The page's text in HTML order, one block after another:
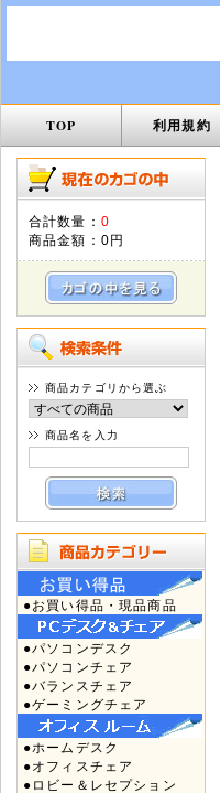
TOP 利用規約
合計数量： 0
商品金額： 0円
商品カテゴリから選ぶ
商品名を入力
●お買い得品・現品商品
●パソコンデスク
●パソコンチェア
●バランスチェア
●ゲーミングチェア
●ホームデスク
●オフィスチェア
●ロビー＆レセプション